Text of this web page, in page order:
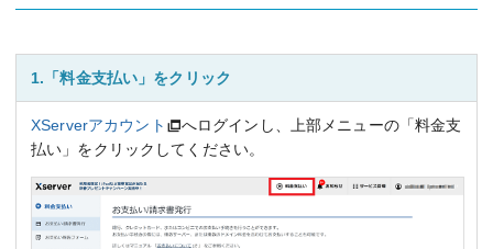
1.「料金支払い」をクリック
XServerアカウント
へログインし、上部メニューの「料金支
払い」をクリックしてください。